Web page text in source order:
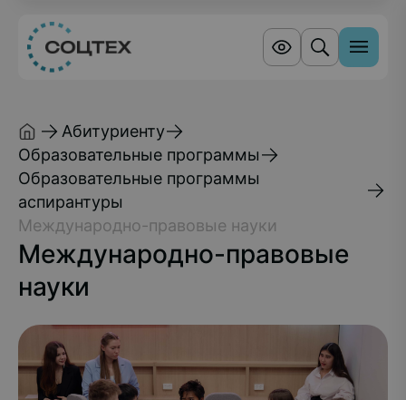
Абитуриенту
Образовательные программы
Образовательные программы
аспирантуры
Международно-правовые науки
Международно-правовые
науки